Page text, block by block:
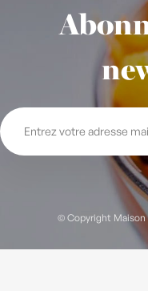
© Copyright Maison